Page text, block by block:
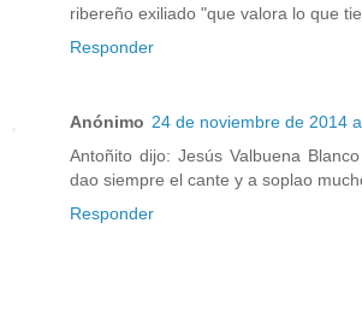
ribereño exiliado "que valora lo que
Responder
Anónimo 24 de noviembre de 2014
Antoñito dijo: Jesús Valbuena
dao siempre el cante y a soplao
Responder